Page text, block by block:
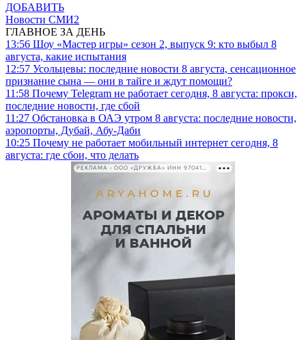
ДОБАВИТЬ
Новости СМИ2
ГЛАВНОЕ ЗА ДЕНЬ
13:56 Шоу «Мастер игры» сезон 2, выпуск 9: кто выбыл 8
августа, какие испытания
12:57 Усольцевы: последние новости 8 августа, сенсационное
признание сына — они в тайге и ждут помощи?
11:58 Почему Telegram не работает сегодня, 8 августа: прокси,
последние новости, где сбой
11:27 Обстановка в ОАЭ утром 8 августа: последние новости,
аэропорты, Дубай, Абу-Даби
10:25 Почему не работает мобильный интернет сегодня, 8
августа: где сбои, что делать
РЕКЛАМА • ООО «ДРУЖБА» ИНН 9704146411